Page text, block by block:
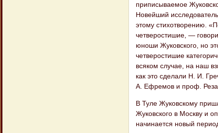
приписываемое
Новейший
этому стихотворению.
четверостишие, —
юноши Жуковского, но
четверостишие
всяком случае, на наш
как это сделали Н. И.
А. Ефремов и проф.
В Туле Жуковскому
Жуковского в Москву и
начинается новый